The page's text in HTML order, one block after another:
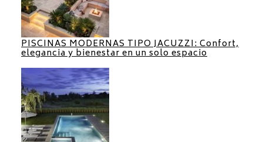
PISCINAS MODERNAS TIPO JACUZZI: Confort,
elegancia y bienestar en un solo espacio